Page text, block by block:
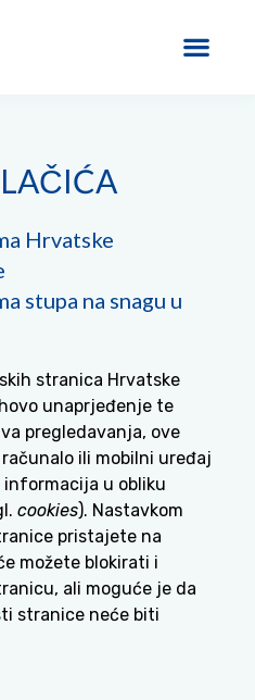
Hrvatske
stupa na snagu u
stranica Hrvatske
unaprjeđenje te
pregledavanja, ove
ili mobilni uređaj
u obliku
cookies). Nastavkom
pristajete na
možete blokirati i
ali moguće je da
stranice neće biti